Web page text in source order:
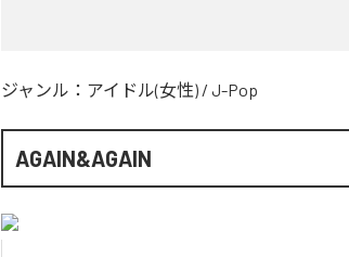
ジャンル： アイドル(女性) / J-Pop
AGAIN&AGAIN